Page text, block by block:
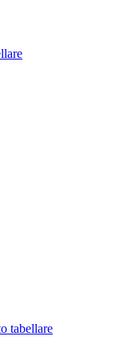
tabellare